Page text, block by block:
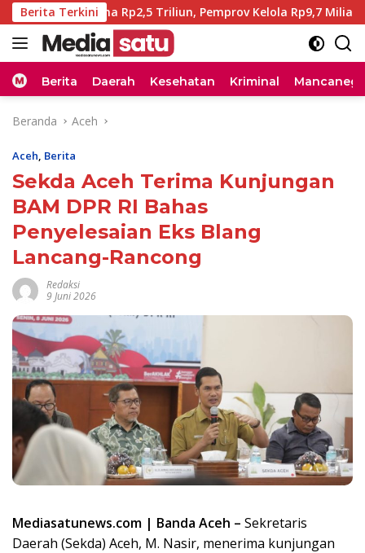
Langsung
ke
konten
Berita TerkiniRp2,5 Triliun, Pemprov Kelola Rp9,7 Miliar
Home
Berita Daerah Kesehatan Kriminal
Beranda Aceh
Aceh, Berita
Sekda Aceh Terima Kunjungan
BAM DPR RI Bahas
Penyelesaian Eks Blang
Lancang-Rancong
Redaksi
9 Juni 2026
Mediasatunews.com | Banda Aceh – Sekretaris
Daerah (Sekda) Aceh, M. Nasir, menerima kunjungan